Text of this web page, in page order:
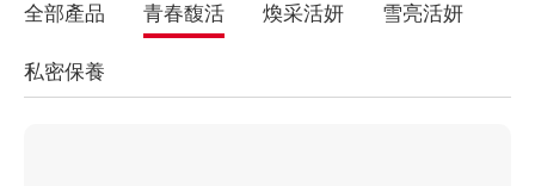
全部產品 青春馥活 煥采活妍 雪亮活妍
私密保養